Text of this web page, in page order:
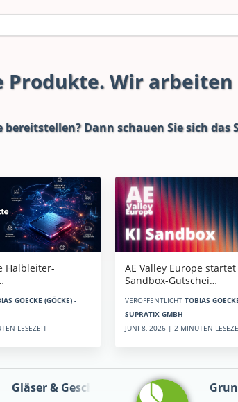
Produkte. Wir
Dann schauen Sie sich das
Halbleiter-
GOECKE (GÖCKE) -
LESEZEIT
AE Valley Europe startet
Sandbox-Gutschei…
VERÖFFENTLICHT TOBIAS
SUPRATIX GMBH
JUNI 8, 2026 | 2 MINUTEN
Gläser & Geschi…